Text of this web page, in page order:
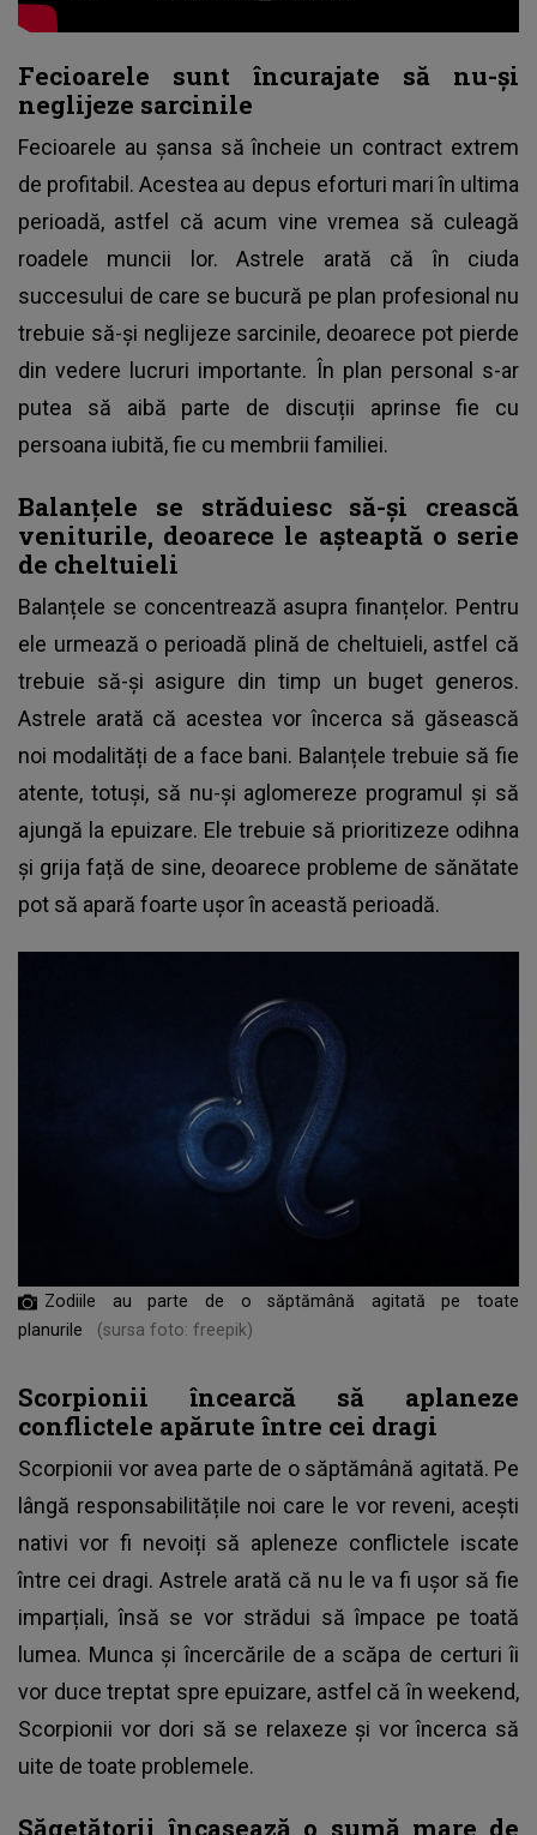
Fecioarele sunt încurajate să nu-și
neglijeze sarcinile
Fecioarele au șansa să încheie un contract extrem
de profitabil. Acestea au depus eforturi mari în ultima
perioadă, astfel că acum vine vremea să culeagă
roadele muncii lor. Astrele arată că în ciuda
succesului de care se bucură pe plan profesional nu
trebuie să-și neglijeze sarcinile, deoarece pot pierde
din vedere lucruri importante. În plan personal s-ar
putea să aibă parte de discuții aprinse fie cu
persoana iubită, fie cu membrii familiei.
Balanțele se străduiesc să-și crească
veniturile, deoarece le așteaptă o serie
de cheltuieli
Balanțele se concentrează asupra finanțelor. Pentru
ele urmează o perioadă plină de cheltuieli, astfel că
trebuie să-și asigure din timp un buget generos.
Astrele arată că acestea vor încerca să găsească
noi modalități de a face bani. Balanțele trebuie să fie
atente, totuși, să nu-și aglomereze programul și să
ajungă la epuizare. Ele trebuie să prioritizeze odihna
și grija față de sine, deoarece probleme de sănătate
pot să apară foarte ușor în această perioadă.
Zodiile au parte de o săptămână agitată pe toate
planurile
(sursa foto: freepik)
Scorpionii încearcă să aplaneze
conflictele apărute între cei dragi
Scorpionii vor avea parte de o săptămână agitată. Pe
lângă responsabilitățile noi care le vor reveni, acești
nativi vor fi nevoiți să apleneze conflictele iscate
între cei dragi. Astrele arată că nu le va fi ușor să fie
imparțiali, însă se vor strădui să împace pe toată
lumea. Munca și încercările de a scăpa de certuri îi
vor duce treptat spre epuizare, astfel că în weekend,
Scorpionii vor dori să se relaxeze și vor încerca să
uite de toate problemele.
Săgetătorii încasează o sumă mare de